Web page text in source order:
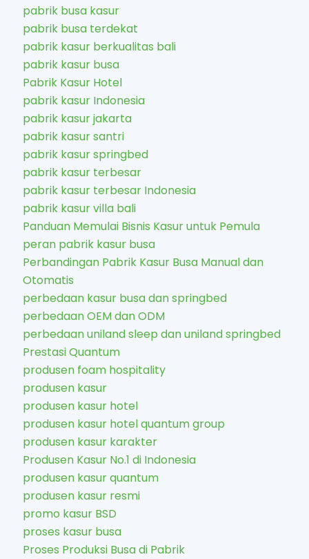
pabrik busa kasur
pabrik busa terdekat
pabrik kasur berkualitas bali
pabrik kasur busa
Pabrik Kasur Hotel
pabrik kasur Indonesia
pabrik kasur jakarta
pabrik kasur santri
pabrik kasur springbed
pabrik kasur terbesar
pabrik kasur terbesar Indonesia
pabrik kasur villa bali
Panduan Memulai Bisnis Kasur untuk Pemula
peran pabrik kasur busa
Perbandingan Pabrik Kasur Busa Manual dan
Otomatis
perbedaan kasur busa dan springbed
perbedaan OEM dan ODM
perbedaan uniland sleep dan uniland springbed
Prestasi Quantum
produsen foam hospitality
produsen kasur
produsen kasur hotel
produsen kasur hotel quantum group
produsen kasur karakter​
Produsen Kasur No.1 di Indonesia
produsen kasur quantum
produsen kasur resmi
promo kasur BSD
proses kasur busa
Proses Produksi Busa di Pabrik